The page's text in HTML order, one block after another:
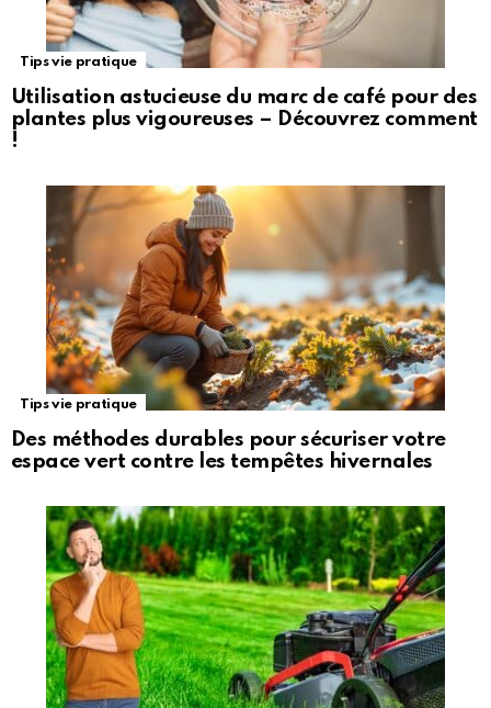
Tips vie pratique
Utilisation astucieuse du marc de café pour des
plantes plus vigoureuses – Découvrez comment
!
Tips vie pratique
Des méthodes durables pour sécuriser votre
espace vert contre les tempêtes hivernales